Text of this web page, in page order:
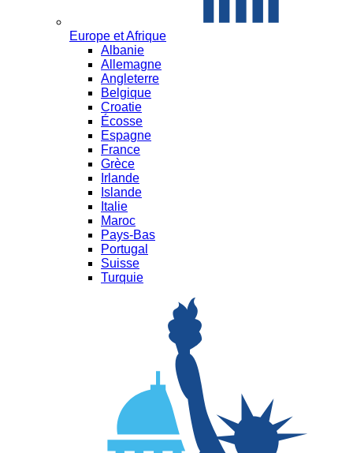
Europe et Afrique
Albanie
Allemagne
Angleterre
Belgique
Croatie
Écosse
Espagne
France
Grèce
Irlande
Islande
Italie
Maroc
Pays-Bas
Portugal
Suisse
Turquie